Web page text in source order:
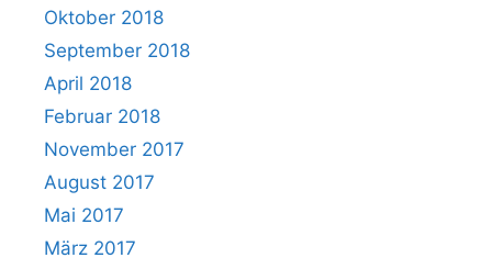
Oktober 2018
September 2018
April 2018
Februar 2018
November 2017
August 2017
Mai 2017
März 2017